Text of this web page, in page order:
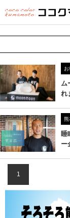
ム
れ
熊
睡
ー
1